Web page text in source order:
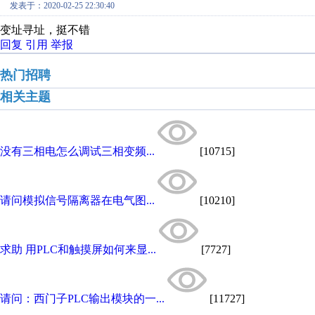
发表于：2020-02-25 22:30:40
变址寻址，挺不错
回复 引用 举报
热门招聘
相关主题
没有三相电怎么调试三相变频... [10715]
请问模拟信号隔离器在电气图... [10210]
求助 用PLC和触摸屏如何来显... [7727]
请问：西门子PLC输出模块的一... [11727]